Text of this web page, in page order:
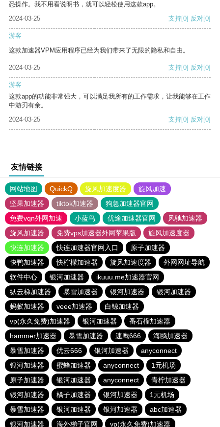
悉操作。我不用看说明书，就可以轻松使用这款app。
2024-03-25
支持[0] 反对[0]
游客
这款加速器VPM应用程序已经为我们带来了无限的隐私和自由。
2024-03-25 支持[0] 反对[0]
游客
这款app的功能非常强大，可以满足我所有的工作需求，让我能够在工作
中游刃有余。
2024-03-25
支持[0] 反对[0]
友情链接
网站地图 QuickQ 旋风加速度器
旋风加速
坚果加速器
tiktok加速器
狗急加速器官网
免费vqn外网加速
小蓝鸟 优途加速器官网
风驰加速器
旋风加速器
免费vps加速器外网苹果版
旋风加速度器
快连加速器
快连加速器官网入口
原子加速器
快鸭加速器
快柠檬加速器 旋风加速度器
外网网址导航
软件中心
银河加速器
ikuuu.me加速器官网
纵云梯加速器
暴雪加速器 银河加速器
银河加速器
蚂蚁加速器
veee加速器
白鲸加速器
vp(永久免费)加速器
银河加速器
番石榴加速器
hammer加速器
暴雪加速器 速鹰666
海鸥加速器
暴雪加速器
优云666 银河加速器
anyconnect
银河加速器
蜜蜂加速器 anyconnect
1元机场
原子加速器
银河加速器 anyconnect
青柠加速器
银河加速器
橘子加速器 银河加速器
1元机场
暴雪加速器
银河加速器 银河加速器
abc加速器
银河加速器
海外梯子官网 vp(永久免费)加速器